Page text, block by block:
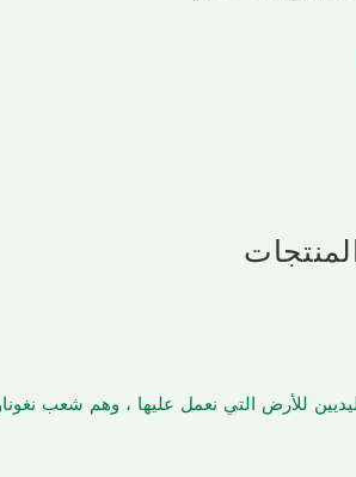
للأرض التي نعمل عليها ، وهم شعب